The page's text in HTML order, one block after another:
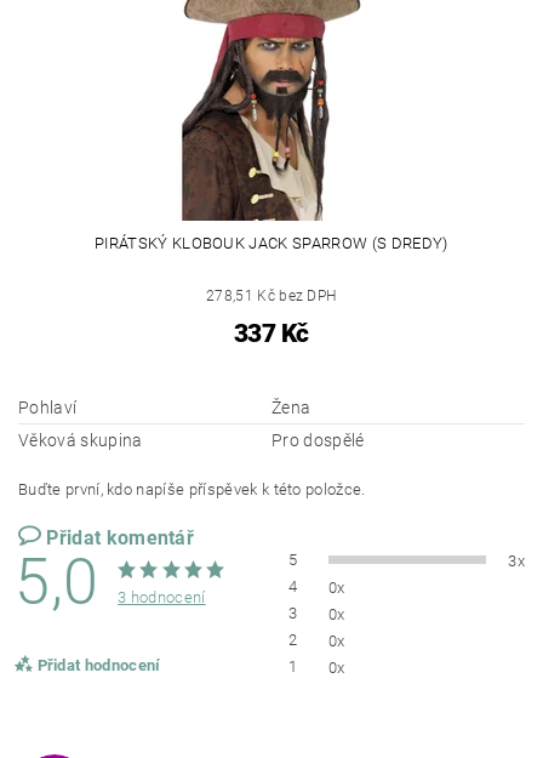
PIRÁTSKÝ KLOBOUK JACK SPARROW (S DREDY)
278,51 Kč bez DPH
337 Kč
Pohlaví
Žena
Věková skupina
Pro dospělé
Buďte první, kdo napíše příspěvek k této položce.
Přidat komentář
5,0 3 hodnocení
Přidat hodnocení
5
3x
4
0x
3
0x
2
0x
1
0x